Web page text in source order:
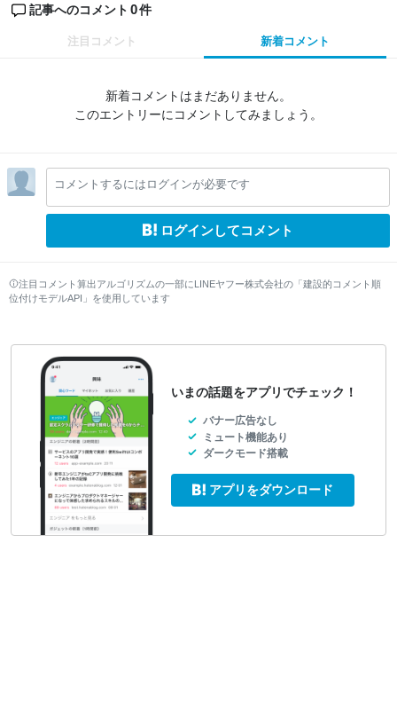
記事へのコメント 0件
注目コメント 新着コメント
新着コメントはまだありません。
このエントリーにコメントしてみましょう。
コメントするにはログインが必要です
ログインしてコメント
注目コメント算出アルゴリズムの一部にLINEヤフー株式会社の「建設的コメント順
位付けモデルAPI」を使用しています
いまの話題をアプリでチェック！
バナー広告なし
ミュート機能あり
ダークモード搭載
アプリをダウンロード